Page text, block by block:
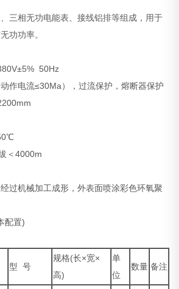
三相无功电能表、接线铝排等组成，用于
功功率。
50Hz
作电流≤30Ma），过流保护，熔断器保护
＜4000m
过机械加工成形，外表面喷涂彩色环氧聚
配置)
型 号
规格(长×宽×
高)
单
位
数量 备注